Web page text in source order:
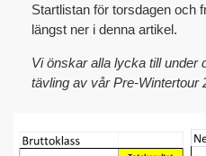
Startlistan för torsdagen och
längst ner i denna artikel.
Vi önskar alla lycka till under
tävling av vår Pre-Wintertour